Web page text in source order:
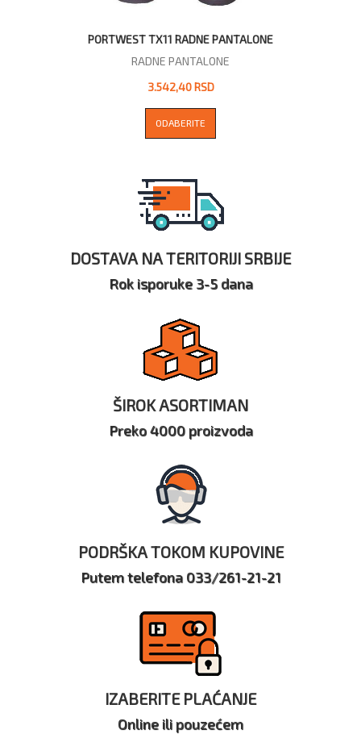
PORTWEST TX11 RADNE PANTALONE
RADNE PANTALONE
3.542,40 RSD
ODABERITE
DOSTAVA NA TERITORIJI SRBIJE
Rok isporuke 3-5 dana
ŠIROK ASORTIMAN
Preko 4000 proizvoda
PODRŠKA TOKOM KUPOVINE
Putem telefona 033/261-21-21
IZABERITE PLAĆANJE
Online ili pouzećem